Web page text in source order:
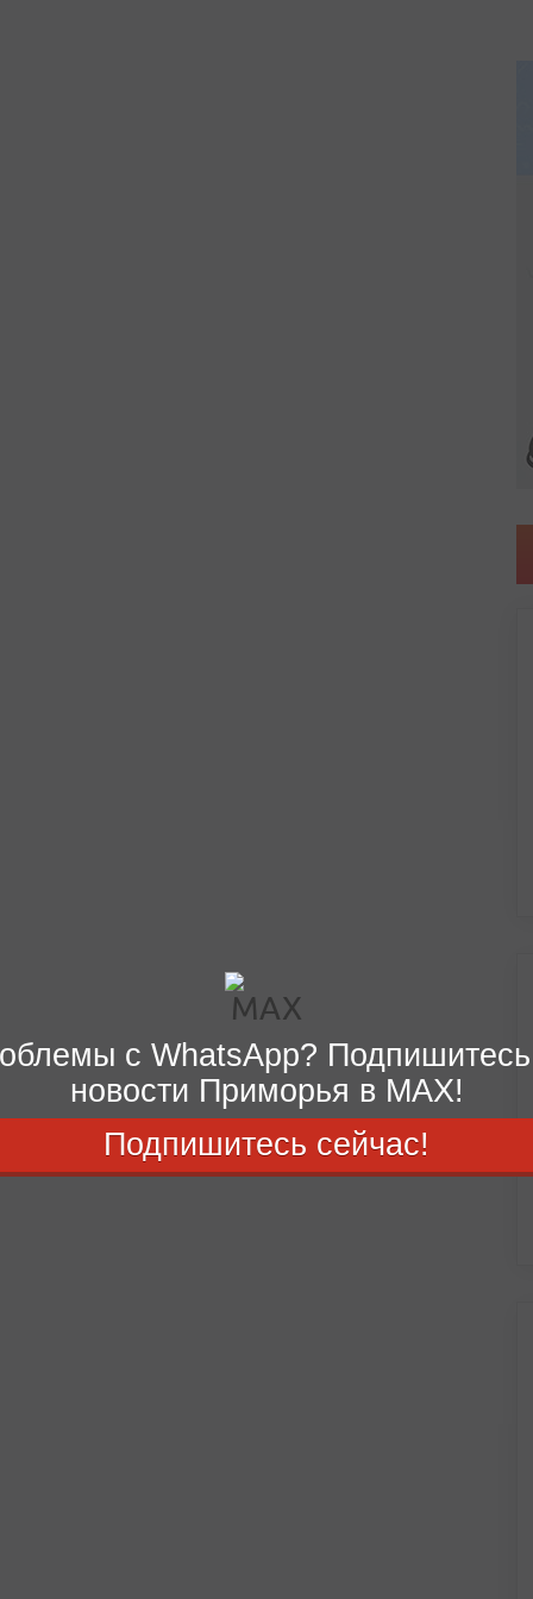
с WhatsApp?
новости Приморья в MAX!
Подпишитесь сейчас!